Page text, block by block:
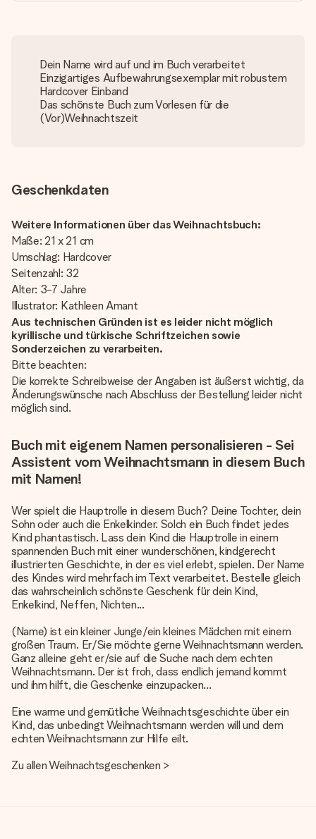
Dein Name wird auf und im Buch verarbeitet
Einzigartiges Aufbewahrungsexemplar mit robustem
Hardcover Einband
Das schönste Buch zum Vorlesen für die
(Vor)Weihnachtszeit
Geschenkdaten
Weitere Informationen über das Weihnachtsbuch:
Maße: 21 x 21 cm
Umschlag: Hardcover
Seitenzahl: 32
Alter: 3-7 Jahre
Illustrator: Kathleen Amant
Aus technischen Gründen ist es leider nicht möglich
kyrillische und türkische Schriftzeichen sowie
Sonderzeichen zu verarbeiten.
Bitte beachten:
Die korrekte Schreibweise der Angaben ist äußerst wichtig, da
Änderungswünsche nach Abschluss der Bestellung leider nicht
möglich sind.
Buch mit eigenem Namen personalisieren - Sei
Assistent vom Weihnachtsmann in diesem Buch
mit Namen!
Wer spielt die Hauptrolle in diesem Buch? Deine Tochter, dein
Sohn oder auch die Enkelkinder. Solch ein Buch findet jedes
Kind phantastisch. Lass dein Kind die Hauptrolle in einem
spannenden Buch mit einer wunderschönen, kindgerecht
illustrierten Geschichte, in der es viel erlebt, spielen. Der Name
des Kindes wird mehrfach im Text verarbeitet. Bestelle gleich
das wahrscheinlich schönste Geschenk für dein Kind,
Enkelkind, Neffen, Nichten...
(Name) ist ein kleiner Junge/ein kleines Mädchen mit einem
großen Traum. Er/Sie möchte gerne Weihnachtsmann werden.
Ganz alleine geht er/sie auf die Suche nach dem echten
Weihnachtsmann. Der ist froh, dass endlich jemand kommt
und ihm hilft, die Geschenke einzupacken...
Eine warme und gemütliche Weihnachtsgeschichte über ein
Kind, das unbedingt Weihnachtsmann werden will und dem
echten Weihnachtsmann zur Hilfe eilt.
Zu allen Weihnachtsgeschenken >